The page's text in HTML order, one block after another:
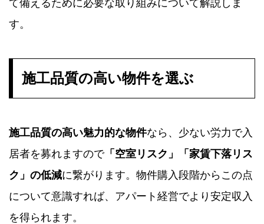
て備えるために必要な取り組みについて解説しま
す。
施工品質の高い物件を選ぶ
施工品質の高い魅力的な物件なら、少ない労力で入
居者を募れますので「空室リスク」「家賃下落リス
ク」の低減に繋がります。物件購入段階からこの点
について意識すれば、アパート経営でより安定収入
を得られます。